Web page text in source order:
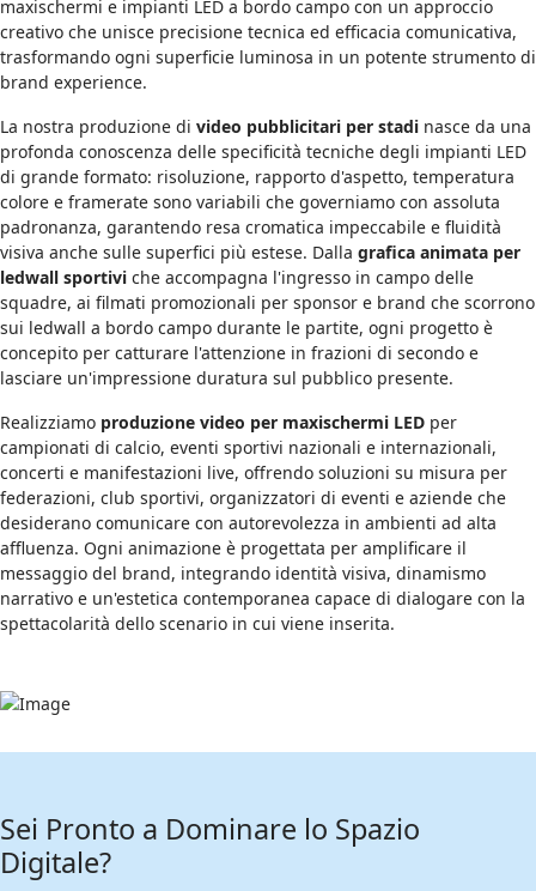
maxischermi e impianti LED a bordo campo con un approccio
creativo che unisce precisione tecnica ed efficacia comunicativa,
trasformando ogni superficie luminosa in un potente strumento di
brand experience.
La nostra produzione di video pubblicitari per stadi nasce da una
profonda conoscenza delle specificità tecniche degli impianti LED
di grande formato: risoluzione, rapporto d'aspetto, temperatura
colore e framerate sono variabili che governiamo con assoluta
padronanza, garantendo resa cromatica impeccabile e fluidità
visiva anche sulle superfici più estese. Dalla grafica animata per
ledwall sportivi che accompagna l'ingresso in campo delle
squadre, ai filmati promozionali per sponsor e brand che scorrono
sui ledwall a bordo campo durante le partite, ogni progetto è
concepito per catturare l'attenzione in frazioni di secondo e
lasciare un'impressione duratura sul pubblico presente.
Realizziamo produzione video per maxischermi LED per
campionati di calcio, eventi sportivi nazionali e internazionali,
concerti e manifestazioni live, offrendo soluzioni su misura per
federazioni, club sportivi, organizzatori di eventi e aziende che
desiderano comunicare con autorevolezza in ambienti ad alta
affluenza. Ogni animazione è progettata per amplificare il
messaggio del brand, integrando identità visiva, dinamismo
narrativo e un'estetica contemporanea capace di dialogare con la
spettacolarità dello scenario in cui viene inserita.
Sei Pronto a Dominare lo Spazio
Digitale?